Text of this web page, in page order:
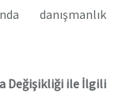
danışmanlık
Değişikliği ile İlgili